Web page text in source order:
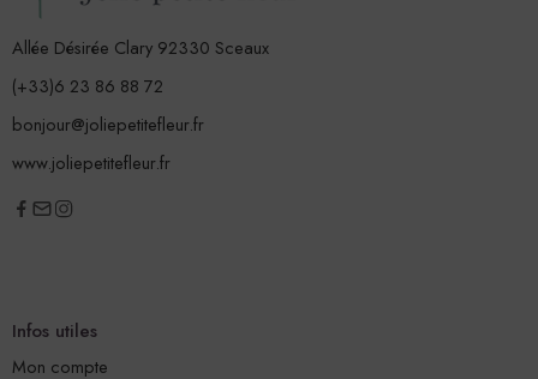
Allée Désirée Clary 92330 Sceaux
(+33)6 23 86 88 72
bonjour@joliepetitefleur.fr
www.joliepetitefleur.fr
Infos utiles
Mon compte